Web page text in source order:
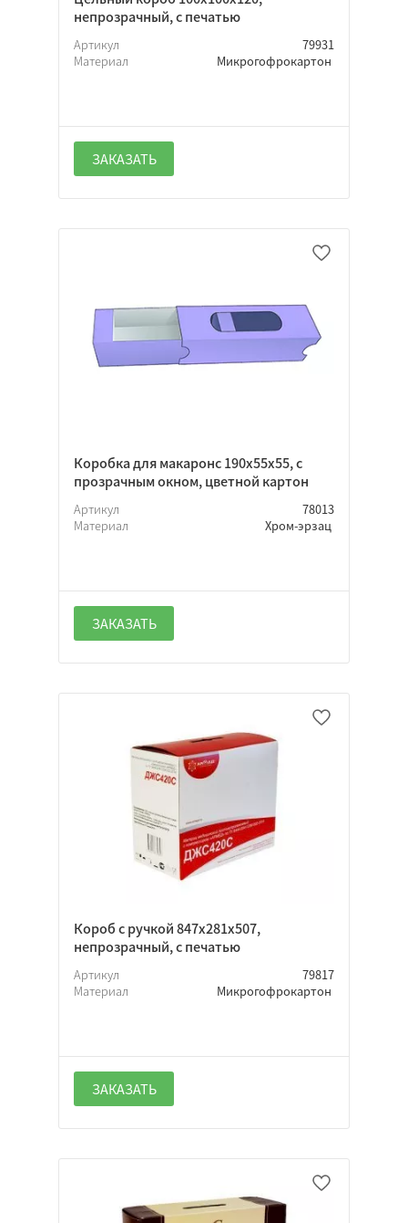
непрозрачный, с печатью
Артикул
79931
Материал
Микрогофрокартон
ЗАКАЗАТЬ
Коробка для макаронс 190х55х55, с
прозрачным окном, цветной картон
Артикул
78013
Материал
Хром-эрзац
ЗАКАЗАТЬ
Короб с ручкой 847х281х507,
непрозрачный, с печатью
Артикул
79817
Материал
Микрогофрокартон
ЗАКАЗАТЬ